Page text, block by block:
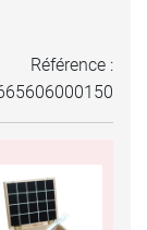
Référence :